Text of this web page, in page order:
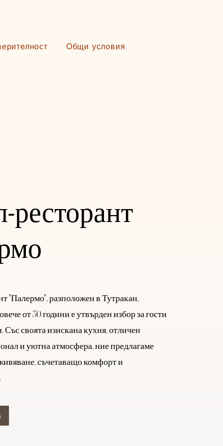
Общи условия
ресторант
"Палермо", разположен в Тутракан,
от 30 години е утвърден избор за гости
Със своята изискана кухня, отличен
и уютна атмосфера, ние предлагаме
съчетаващо комфорт и